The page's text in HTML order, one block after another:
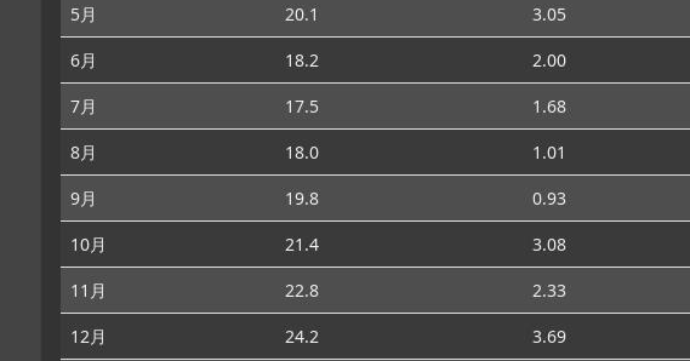
5月
20.1 3.05
6月
18.2 2.00
7月
17.5 1.68
8月
18.0 1.01
9月
19.8 0.93
10月
21.4 3.08
11月
22.8 2.33
12月
24.2 3.69